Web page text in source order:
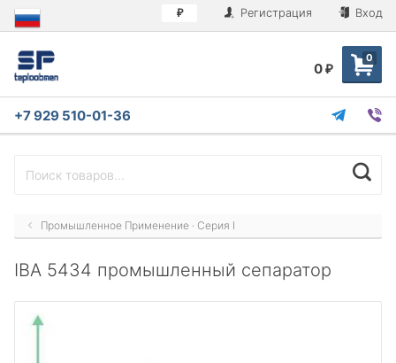
₽ Регистрация Вход
0
0 ₽
+7 929 510-01-36
Промышленное Применение · Серия I
IBA 5434 промышленный сепаратор